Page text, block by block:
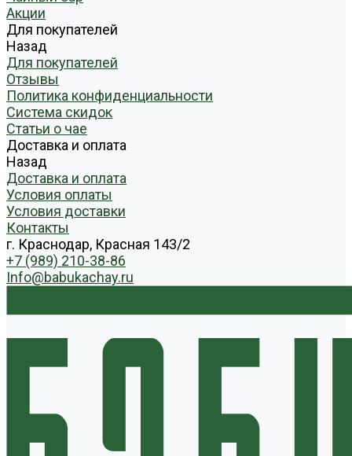
Акции
Для покупателей
Назад
Для покупателей
Отзывы
Политика конфиденциальности
Система скидок
Статьи о чае
Доставка и оплата
Назад
Доставка и оплата
Условия оплаты
Условия доставки
Контакты
г. Краснодар, Красная 143/2
+7 (989) 210-38-86
Info@babukachay.ru